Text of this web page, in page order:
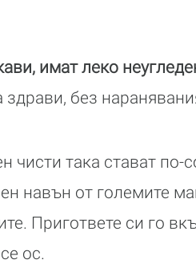
имат леко
без
чисти така стават по-
навън от големите
Пригответе си го
ос.